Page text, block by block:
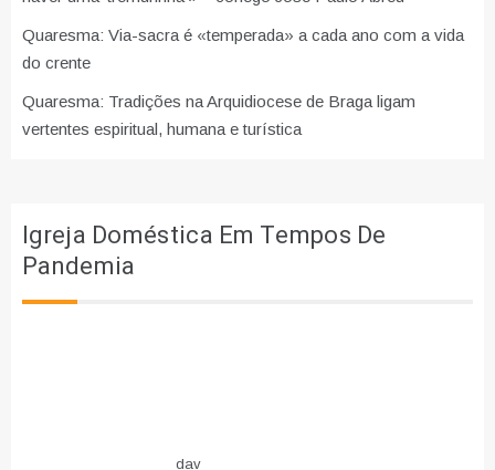
Quaresma: Via-sacra é «temperada» a cada ano com a vida
do crente
Quaresma: Tradições na Arquidiocese de Braga ligam
vertentes espiritual, humana e turística
Igreja Doméstica Em Tempos De
Pandemia
dav